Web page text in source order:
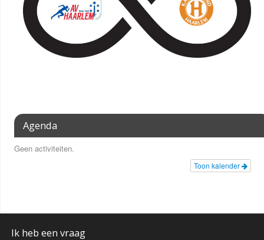
Agenda
Geen activiteiten.
Toon kalender
Ik heb een vraag